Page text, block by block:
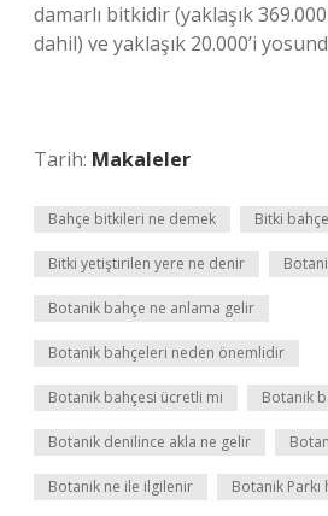
damarlı bitkidir (yaklaşık
dahil) ve yaklaşık 20.000’i
Tarih: Makaleler
Bahçe bitkileri ne demek Bitki
Bitki yetiştirilen yere ne denir
Botanik bahçe ne anlama gelir
Botanik bahçeleri neden önemlidir
Botanik bahçesi ücretli mi Botanik
Botanik denilince akla ne gelir
Botanik ne ile ilgilenir Botanik